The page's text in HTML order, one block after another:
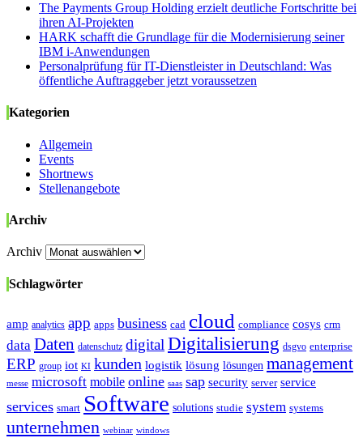
The Payments Group Holding erzielt deutliche Fortschritte bei
ihren AI-Projekten
HARK schafft die Grundlage für die Modernisierung seiner
IBM i-Anwendungen
Personalprüfung für IT-Dienstleister in Deutschland: Was
öffentliche Auftraggeber jetzt voraussetzen
Kategorien
Allgemein
Events
Shortnews
Stellenangebote
Archiv
Archiv
Schlagwörter
amp analytics app apps business cad cloud compliance cosys crm
data Daten datenschutz digital Digitalisierung dsgvo enterprise
ERP group iot KI kunden logistik lösung lösungen management
messe microsoft mobile online saas sap security server service
services smart Software solutions studie system systems
unternehmen webinar windows